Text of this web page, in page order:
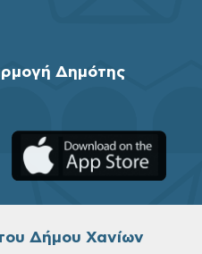
Δημότης
Δήμου Χανίων